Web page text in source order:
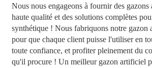
Nous nous engageons à fournir des
haute qualité et des solutions complètes
synthétique ! Nous fabriquons notre gazon
pour que chaque client puisse l'utiliser en
toute confiance, et profiter pleinement du
qu'il procure ! Un meilleur gazon artificiel